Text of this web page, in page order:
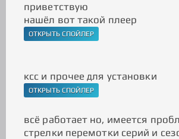
приветствую
нашёл вот такой плеер
ксс и прочее для установки
всё работает но, имеется
стрелки перемотки серий и